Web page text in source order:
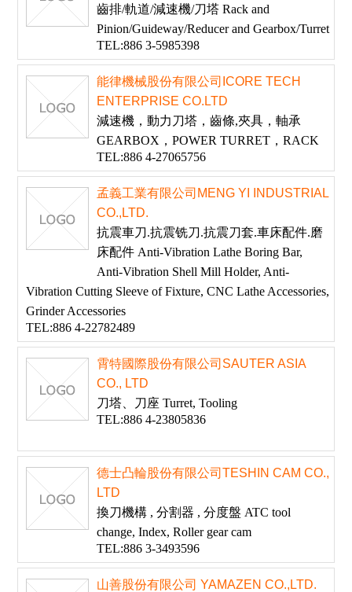
齒排/軌道/減速機/刀塔 Rack and
Pinion/Guideway/Reducer and Gearbox/Turret
TEL:886 3-5985398
能律機械股份有限公司ICORE TECH
ENTERPRISE CO.LTD
減速機，動力刀塔，齒條,夾具，軸承
GEARBOX，POWER TURRET，RACK
TEL:886 4-27065756
孟義工業有限公司MENG YI INDUSTRIAL
CO.,LTD.
抗震車刀.抗震铣刀.抗震刀套.車床配件.磨
床配件 Anti-Vibration Lathe Boring Bar,
Anti-Vibration Shell Mill Holder, Anti-
Vibration Cutting Sleeve of Fixture, CNC Lathe Accessories,
Grinder Accessories
TEL:886 4-22782489
霄特國際股份有限公司SAUTER ASIA
CO., LTD
刀塔、刀座 Turret, Tooling
TEL:886 4-23805836
德士凸輪股份有限公司TESHIN CAM CO.,
LTD
換刀機構 , 分割器 , 分度盤 ATC tool
change, Index, Roller gear cam
TEL:886 3-3493596
山善股份有限公司 YAMAZEN CO.,LTD.